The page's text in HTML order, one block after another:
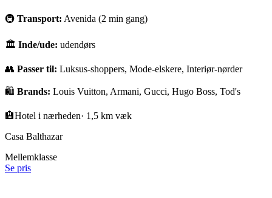
🚇 Transport: Avenida (2 min gang)
🏛 Inde/ude: udendørs
👥 Passer til: Luksus-shoppers, Mode-elskere, Interiør-nørder
🛍️ Brands: Louis Vuitton, Armani, Gucci, Hugo Boss, Tod's
🏨Hotel i nærheden· 1,5 km væk
Casa Balthazar
Mellemklasse
Se pris